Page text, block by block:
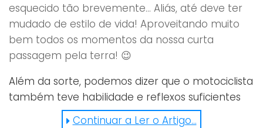
esquecido tão brevemente… Aliás, até deve ter
mudado de estilo de vida! Aproveitando muito
bem todos os momentos da nossa curta
passagem pela terra! 😉
Além da sorte, podemos dizer que o motociclista
também teve habilidade e reflexos suficientes
para sair bem da situação em que se meteu!
Continuar a Ler o Artigo...